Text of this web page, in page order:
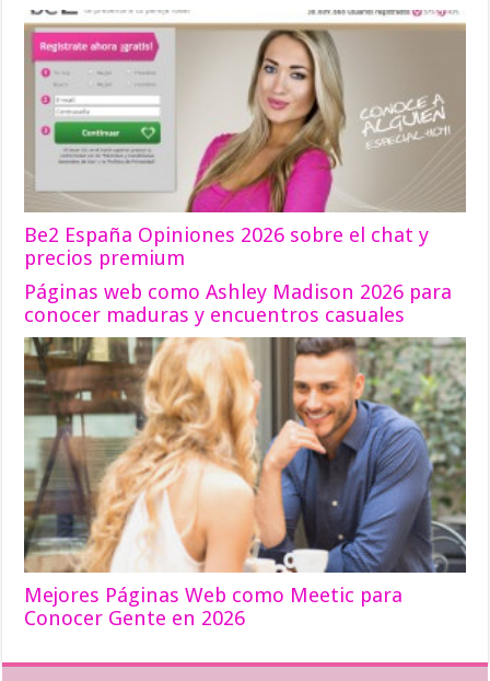
Be2 España Opiniones 2026 sobre el chat y
precios premium
Páginas web como Ashley Madison 2026 para
conocer maduras y encuentros casuales
Mejores Páginas Web como Meetic para
Conocer Gente en 2026